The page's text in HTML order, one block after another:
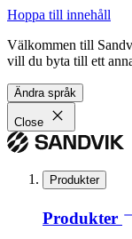
Hoppa till innehåll
Välkommen till
vill du byta till ett
Ändra språk
Close
Produkter
Produkter